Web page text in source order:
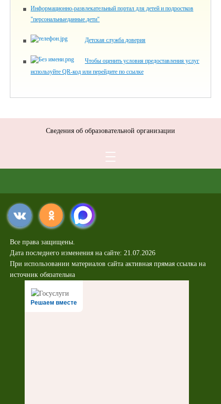
Информационно-развлекательный портал для детей и подростков
"персональныеданные.дети"
Детская служба доверия
Чтобы оценить условия предоставления услуг
используйте QR-код или перейдите по ссылке
Сведения об образовательной организации
Все права защищены.
Дата последнего изменения на сайте: 21.07.2026
При использовании материалов сайта активная прямая ссылка на
источник обязательна
Решаем вместе